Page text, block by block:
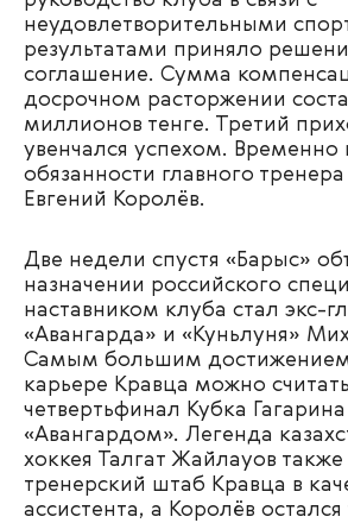
неудовлетворительными
результатами приняло
соглашение. Сумма
досрочном расторжении
миллионов тенге. Третий
увенчался успехом.
обязанности главного тренера
Евгений Королёв.
Две недели спустя «Барыс»
назначении российского
наставником клуба стал экс-
«Авангарда» и «Куньлуня»
Самым большим достижением
карьере Кравца можно
четвертьфинал Кубка Гагарина
«Авангардом». Легенда
хоккея Талгат Жайлауов
тренерский штаб Кравца в
ассистента, а Королёв